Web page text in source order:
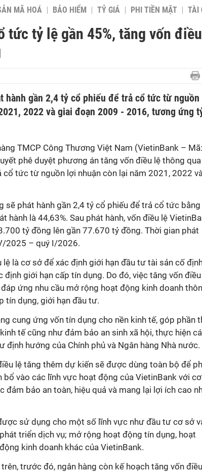
MÃ HOÁ BẢO HIỂM TỶ GIÁ PHI TIỀN MẶT TÀI
tức tỷ lệ gần 45%, tăng vốn
hành gần 2,4 tỷ cổ phiếu để trả cổ tức từ nguồn
2022 và giai đoạn 2009 - 2016, tương ứng
TMCP Công Thương Việt Nam (VietinBank – Mã:
phê duyệt phương án tăng vốn điều lệ thông qua
cổ tức từ nguồn lợi nhuận còn lại năm 2021, 2022
sẽ phát hành gần 2,4 tỷ cổ phiếu để trả cổ tức
hành là 44,63%. Sau phát hành, vốn điều lệ
tỷ đồng lên gần 77.670 tỷ đồng. Thời gian phát
2025 – quý I/2026.
là cơ sở để xác định giới hạn đầu tư tài sản cố
định giới hạn cấp tín dụng. Do đó, việc tăng vốn
ứng nhu cầu mở rộng hoạt động kinh doanh
tín dụng, giới hạn đầu tư.
cung ứng vốn tín dụng cho nền kinh tế, góp phần
tế cũng như đảm bảo an sinh xã hội, thực hiện
định hướng của Chính phủ và Ngân hàng Nhà nước.
lệ tăng thêm dự kiến sẽ được dùng toàn bộ để
bổ vào các lĩnh vực hoạt động của VietinBank với cơ
đảm bảo an toàn, hiệu quả và mang lại lợi ích cao
sử dụng cho một số lĩnh vực như đầu tư cơ sở
triển dịch vụ; mở rộng hoạt động tín dụng, hoạt
kinh doanh khác của VietinBank.
trước đó, ngân hàng còn kế hoạch tăng vốn